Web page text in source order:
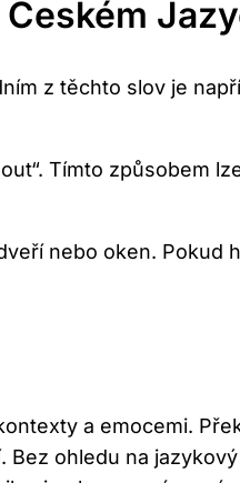
z těchto slov je
Tímto způsobem
nebo oken. Pokud
a emocemi.
Bez ohledu na